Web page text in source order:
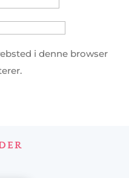
i denne browser